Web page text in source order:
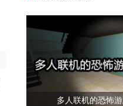
多人联机的恐怖